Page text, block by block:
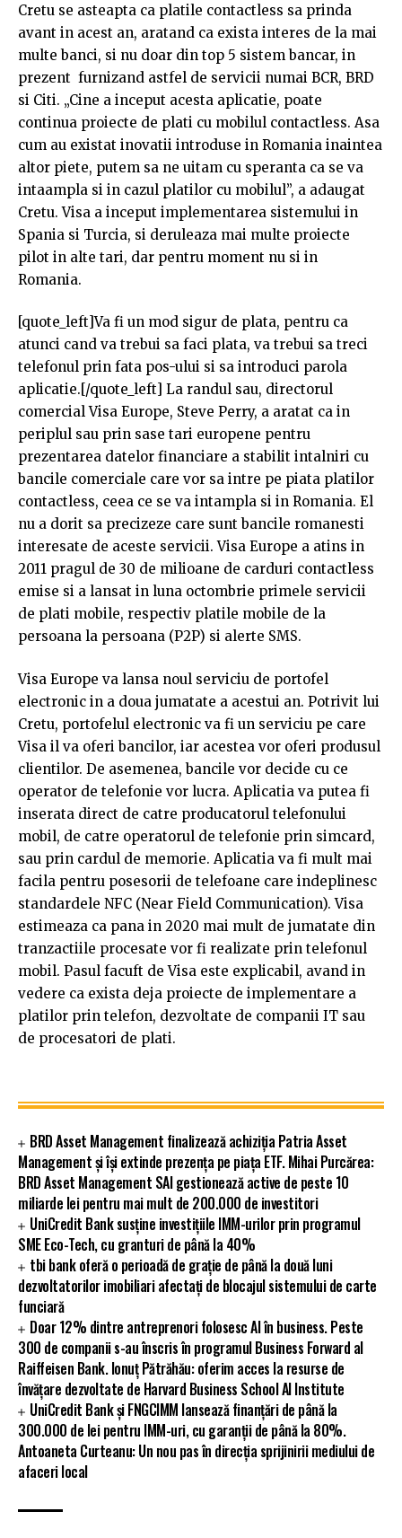
Cretu se asteapta ca platile contactless sa prinda
avant in acest an, aratand ca exista interes de la mai
multe banci, si nu doar din top 5 sistem bancar, in
prezent furnizand astfel de servicii numai BCR, BRD
si Citi. „Cine a inceput acesta aplicatie, poate
continua proiecte de plati cu mobilul contactless. Asa
cum au existat inovatii introduse in Romania inaintea
altor piete, putem sa ne uitam cu speranta ca se va
intaampla si in cazul platilor cu mobilul”, a adaugat
Cretu. Visa a inceput implementarea sistemului in
Spania si Turcia, si deruleaza mai multe proiecte
pilot in alte tari, dar pentru moment nu si in
Romania.
[quote_left]Va fi un mod sigur de plata, pentru ca
atunci cand va trebui sa faci plata, va trebui sa treci
telefonul prin fata pos-ului si sa introduci parola
aplicatie.[/quote_left] La randul sau, directorul
comercial Visa Europe, Steve Perry, a aratat ca in
periplul sau prin sase tari europene pentru
prezentarea datelor financiare a stabilit intalniri cu
bancile comerciale care vor sa intre pe piata platilor
contactless, ceea ce se va intampla si in Romania. El
nu a dorit sa precizeze care sunt bancile romanesti
interesate de aceste servicii. Visa Europe a atins in
2011 pragul de 30 de milioane de carduri contactless
emise si a lansat in luna octombrie primele servicii
de plati mobile, respectiv platile mobile de la
persoana la persoana (P2P) si alerte SMS.
Visa Europe va lansa noul serviciu de portofel
electronic in a doua jumatate a acestui an. Potrivit lui
Cretu, portofelul electronic va fi un serviciu pe care
Visa il va oferi bancilor, iar acestea vor oferi produsul
clientilor. De asemenea, bancile vor decide cu ce
operator de telefonie vor lucra. Aplicatia va putea fi
inserata direct de catre producatorul telefonului
mobil, de catre operatorul de telefonie prin simcard,
sau prin cardul de memorie. Aplicatia va fi mult mai
facila pentru posesorii de telefoane care indeplinesc
standardele NFC (Near Field Communication). Visa
estimeaza ca pana in 2020 mai mult de jumatate din
tranzactiile procesate vor fi realizate prin telefonul
mobil. Pasul facuft de Visa este explicabil, avand in
vedere ca exista deja proiecte de implementare a
platilor prin telefon, dezvoltate de companii IT sau
de procesatori de plati.
BRD Asset Management finalizează achiziția Patria Asset
Management și își extinde prezența pe piața ETF. Mihai Purcărea:
BRD Asset Management SAI gestionează active de peste 10
miliarde lei pentru mai mult de 200.000 de investitori
UniCredit Bank susține investițiile IMM-urilor prin programul
SME Eco-Tech, cu granturi de până la 40%
tbi bank oferă o perioadă de grație de până la două luni
dezvoltatorilor imobiliari afectați de blocajul sistemului de carte
funciară
Doar 12% dintre antreprenori folosesc AI în business. Peste
300 de companii s-au înscris în programul Business Forward al
Raiffeisen Bank. Ionuț Pătrăhău: oferim acces la resurse de
învățare dezvoltate de Harvard Business School AI Institute
UniCredit Bank și FNGCIMM lansează finanțări de până la
300.000 de lei pentru IMM-uri, cu garanții de până la 80%.
Antoaneta Curteanu: Un nou pas în direcția sprijinirii mediului de
afaceri local